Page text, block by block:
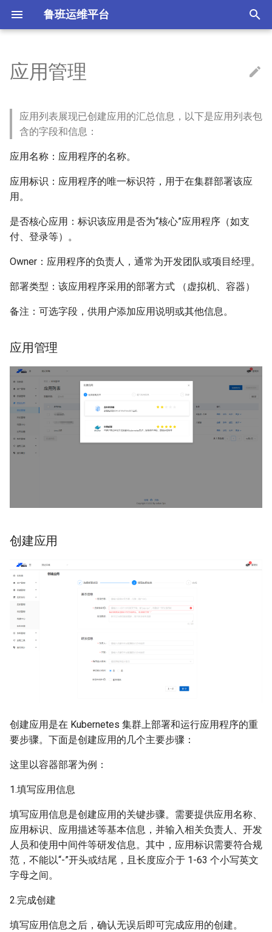
鲁班运维平台
y
o
t
a
r
t
s
r
c
h
g
Docker
同步主机
中转网关
资产授权
接入集群
节点管理
命名空间
存储管理
网络管理
配置管理
事件管理
应用管理
创建应用
应用详情
隧道转发
操作审计
系统管理
更新日志
如何升级
应用管理
应用列表展现已创建应用的汇总信息，以下是应用列表包
含的字段和信息：
应用名称：应用程序的名称。
应用标识：应用程序的唯一标识符，用于在集群部署该应
用。
是否核心应用：标识该应用是否为“核心”应用程序（如支
付、登录等）。
Owner：应用程序的负责人，通常为开发团队或项目经理。
部署类型：该应用程序采用的部署方式 （虚拟机、容器）
备注：可选字段，供用户添加应用说明或其他信息。
应用管理
创建应用
创建应用是在 Kubernetes 集群上部署和运行应用程序的重
要步骤。下面是创建应用的几个主要步骤：
这里以容器部署为例：
1.填写应用信息
填写应用信息是创建应用的关键步骤。需要提供应用名称、
应用标识、应用描述等基本信息，并输入相关负责人、开发
人员和使用中间件等研发信息。其中，应用标识需要符合规
范，不能以“-”开头或结尾，且长度应介于 1-63 个小写英文
字母之间。
2.完成创建
填写应用信息之后，确认无误后即可完成应用的创建。